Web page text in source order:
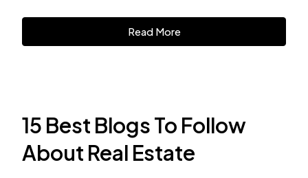
Read More
15 Best Blogs To Follow
About Real Estate